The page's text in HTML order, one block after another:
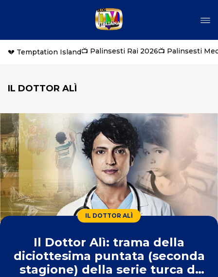
💔 Temptation Island📺 Palinsesti Rai 2026📺 Palinsesti
IL DOTTOR ALÌ
IL DOTTOR ALÌ
Il Dottor Alì: trama della
diciottesima puntata (seconda
stagione) della serie turca di